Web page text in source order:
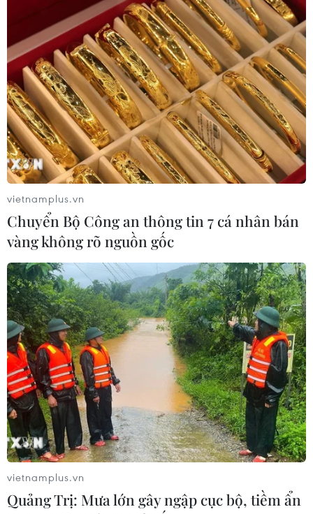
vietnamplus.vn
Chuyển Bộ Công an thông tin 7 cá nhân bán
vàng không rõ nguồn gốc
vietnamplus.vn
Quảng Trị: Mưa lớn gây ngập cục bộ, tiềm ẩn